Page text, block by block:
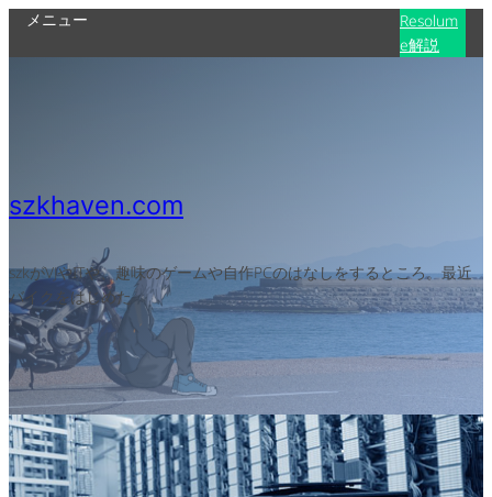
メニュー
Resolum
e解説
szkhaven.com
szkがVJやITや、趣味のゲームや自作PCのはなしをするところ。最近
バイクをはじめた